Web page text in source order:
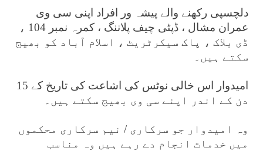
دلچسپی رکھنے والے پیشہ ور افراد اپنی سی وی
عمران مشال ، ڈپٹی چیف پلاننگ ، کمرہ نمبر 104 ،
ڈی بلاک ، پاک سیکرٹریٹ ، اسلام آباد کو بھیج
سکتے ہیں۔
امیدوار اس خالی نوٹس کی اشاعت کی تاریخ کے 15
دن کے اندر اپنے سی وی بھیج سکتے ہیں۔
وہ امیدوار جو سرکاری / نیم سرکاری محکموں
میں خدمات انجام دے رہے ہیں وہ مناسب